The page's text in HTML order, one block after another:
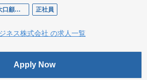
ネットワークサービスの大口顧客に対するデリバリーマネジメント業務、そのオペレーションエクセレンス推進及びカスタマーサクセス推進 正社員
ネス株式会社 の求人一覧
Apply Now